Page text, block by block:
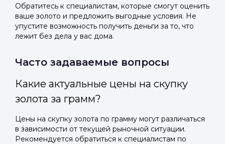
Обратитесь к специалистам, которые смогут оценить
ваше золото и предложить выгодные условия. Не
упустите возможность получить деньги за то, что
лежит без дела у вас дома.
Часто задаваемые вопросы
Какие актуальные цены на скупку
золота за грамм?
Цены на скупку золота по грамму могут различаться
в зависимости от текущей рыночной ситуации.
Рекомендуется обратиться к специалистам по